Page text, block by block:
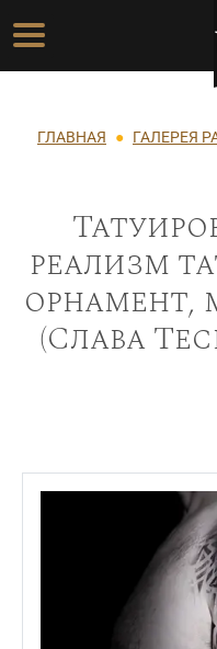
Перейти к
Основная
Строка
ГЛАВНАЯ ГАЛЕРЕЯ
реализм
орнамент,
(Слава